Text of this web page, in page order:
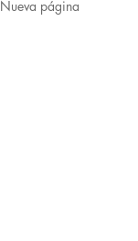
Nueva página